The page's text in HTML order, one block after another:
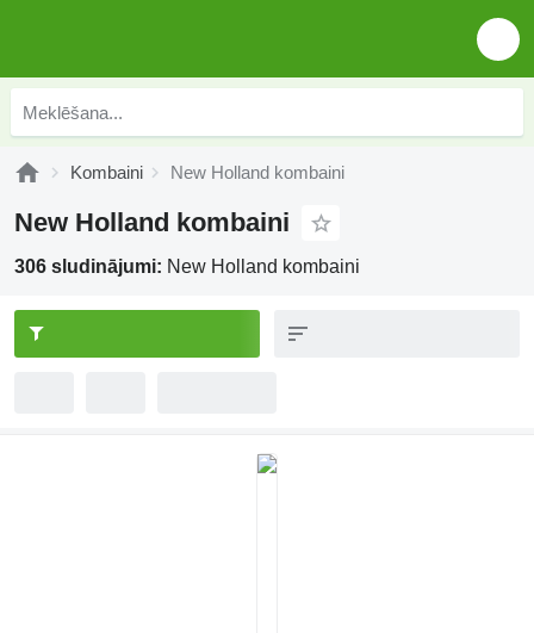
Kombaini New Holland kombaini
New Holland kombaini
306 sludinājumi: New Holland kombaini